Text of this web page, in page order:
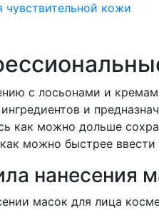
чувствительной кожи
с лосьонами и
и
как можно дольше
можно быстрее ввести
нанесения
масок для лица